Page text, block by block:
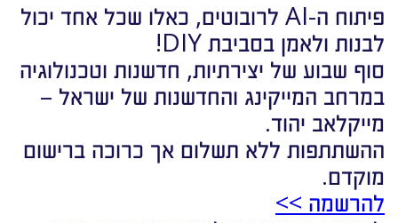
פיתוח ה-AI לרובוטים, כאלו שכל אחד יכול
לבנות ולאמן בסביבת DIY!
סוף שבוע של יצירתיות, חדשנות וטכנולוגיה
במרחב המייקינג והחדשנות של ישראל –
מייקלאב יהוד.
ההשתתפות ללא תשלום אך כרוכה ברישום
מוקדם.
להרשמה >>